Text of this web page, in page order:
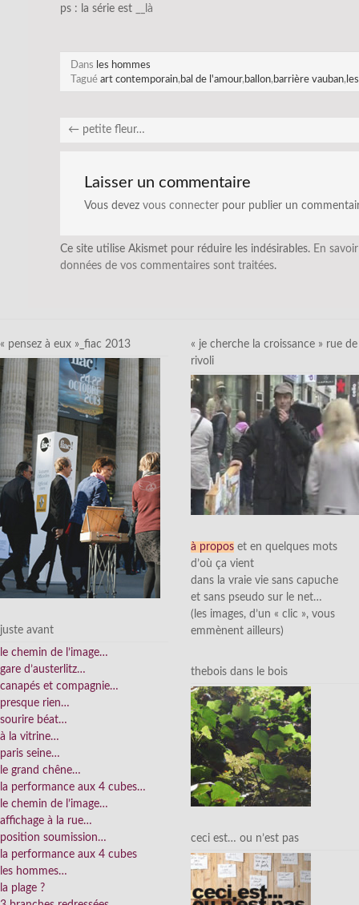
ps : la série est __là
Dans les hommes
Tagué art contemporain, bal de l'amour, ballon, barrière vauban,
← petite fleur…
Laisser un commentaire
Vous devez vous connecter pour publier un
Ce site utilise Akismet pour réduire les indésirables. En
données de vos commentaires sont traitées.
« pensez à eux »_fiac 2013
juste avant
le chemin de l’image…
gare d’austerlitz…
canapés et compagnie…
presque rien…
sourire béat…
à la vitrine…
paris seine…
le grand chêne…
la performance aux 4 cubes…
le chemin de l’image…
affichage à la rue…
position soumission…
la performance aux 4 cubes
les hommes…
la plage ?
« je cherche la croissance » rue de
rivoli
à propos et en quelques mots
d’où ça vient
dans la vraie vie sans capuche
et sans pseudo sur le net…
(les images, d’un « clic », vous
emmènent ailleurs)
thebois dans le bois
ceci est… ou n’est pas